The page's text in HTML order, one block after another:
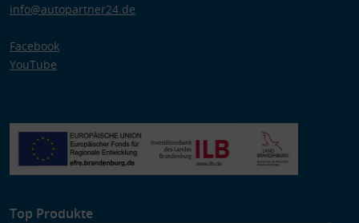
info@autopartner24.de
Facebook
YouTube
Top Produkte